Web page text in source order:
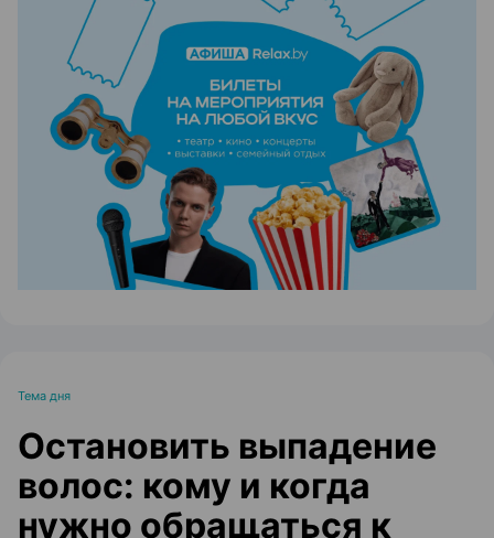
ЭФФЕКТИВНАЯ РЕКЛАМА НА САЙТЕ
Тема дня
Остановить выпадение
волос: кому и когда
нужно обращаться к